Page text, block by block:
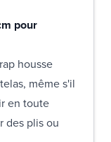
pour
housse
même s'il
en toute
des plis ou